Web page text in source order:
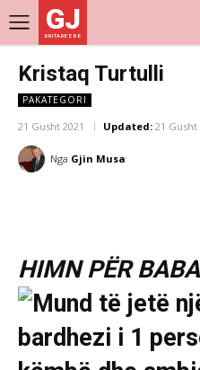
GJ
DRITARE E RE
Kristaq Turtulli
PAKATEGORI
21 Gusht 2021 Updated: 21 Gusht
Nga Gjin Musa
HIMN PËR